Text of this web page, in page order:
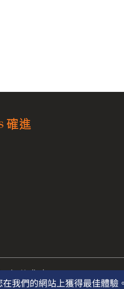
我們的網站上獲得最佳體
Medical